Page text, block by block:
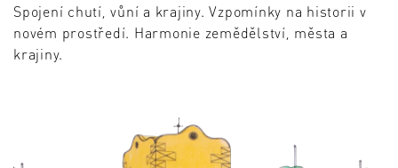
Spojení chutí, vůní a krajiny. Vzpomínky na historii v
novém prostředí. Harmonie zemědělství, města a
krajiny.